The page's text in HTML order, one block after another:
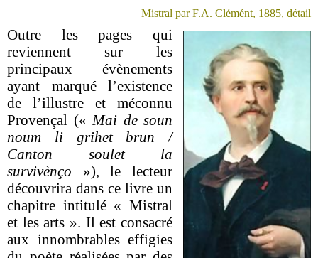
Mistral par F.A. Clémént, 1885, détail
Outre les pages qui
reviennent sur les
principaux évènements
ayant marqué l’existence
de l’illustre et méconnu
Provençal («Mai de soun
noum li grihet brun /
Canton soulet la
survivènço »), le lecteur
découvrira dans ce livre un
chapitre intitulé « Mistral
et les arts ». Il est consacré
aux innombrables effigies